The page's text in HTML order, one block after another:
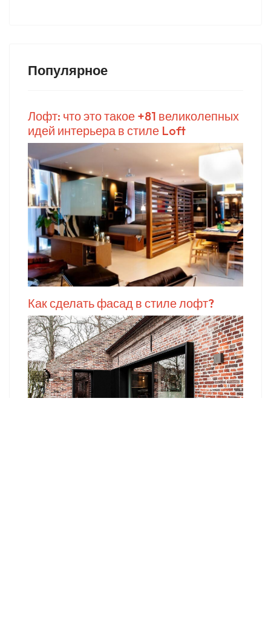
Популярное
Лофт: что это такое +81 великолепных
идей интерьера в стиле Loft
Как сделать фасад в стиле лофт?